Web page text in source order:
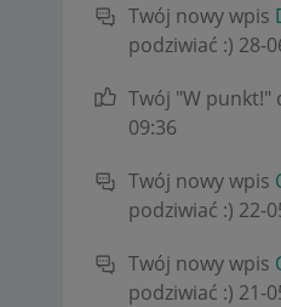
Twój nowy wpis
podziwiać :) ‎28-
Twój "W punkt!"
09:36
Twój nowy wpis
podziwiać :) ‎22-
Twój nowy wpis
podziwiać :) ‎21-